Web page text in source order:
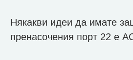
Някакви идеи да имате
пренасочения порт 22 е